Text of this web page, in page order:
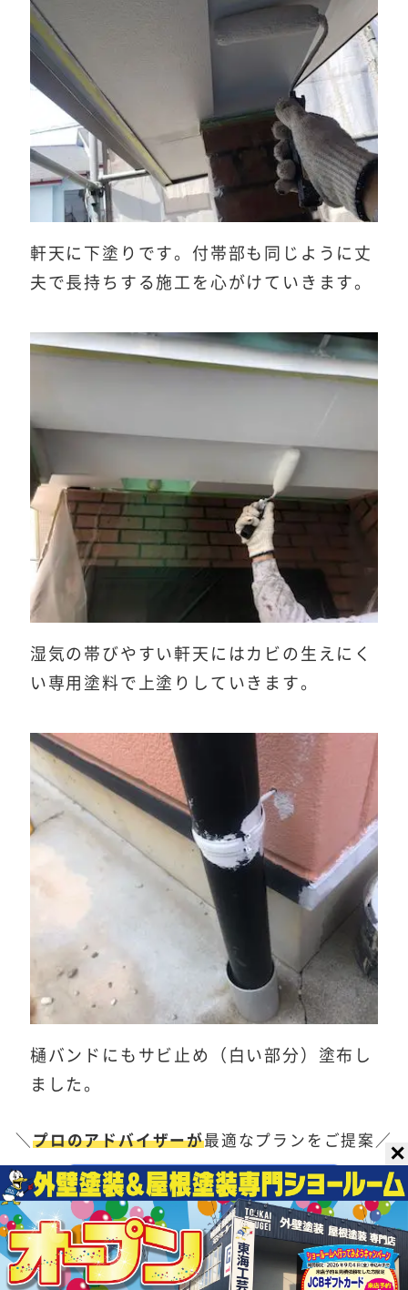
軒天に下塗りです。付帯部も同じように丈
夫で長持ちする施工を心がけていきます。
湿気の帯びやすい軒天にはカビの生えにく
い専用塗料で上塗りしていきます。
樋バンドにもサビ止め（白い部分）塗布し
ました。
＼プロのアドバイザーが最適なプランをご提案／
無料見積りはこちら
✕